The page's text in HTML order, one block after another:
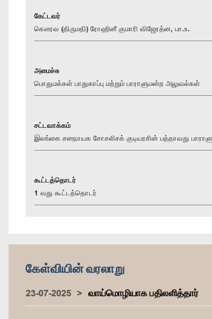
கேட்டவர்
கௌரவ (திருமதி) ரோஹினீ குமாரி விஜேரத்ன, பா.உ.
அமைச்சு
பொதுமக்கள் பாதுகாப்பு மற்றும் பாராளுமன்ற அலுவல்கள்
சட்டவாக்கம்
இலங்கை சனநாயக சோசலிசக் குடியரசின் பத்தாவது
கூட்டத்தொடர்
1 வது கூட்டத்தொடர்
கேள்வியின் வரலாறு
23-07-2025 வாய்மொழியாக பதிலளித்தார்